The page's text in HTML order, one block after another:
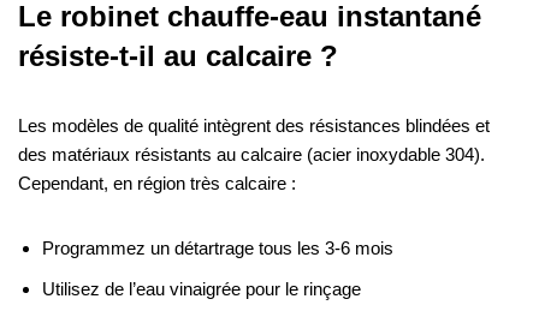
Le robinet chauffe-eau instantané
résiste-t-il au calcaire ?
Les modèles de qualité intègrent des résistances blindées et
des matériaux résistants au calcaire (acier inoxydable 304).
Cependant, en région très calcaire :
Programmez un détartrage tous les 3-6 mois
Utilisez de l’eau vinaigrée pour le rinçage